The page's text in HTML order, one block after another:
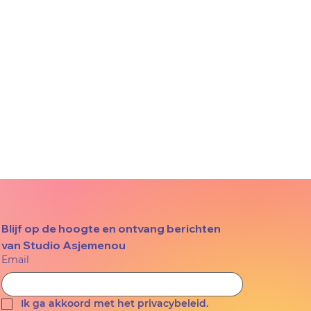
Blijf op de hoogte en ontvang berichten
van Studio Asjemenou
Email
Ik ga akkoord met het privacybeleid.